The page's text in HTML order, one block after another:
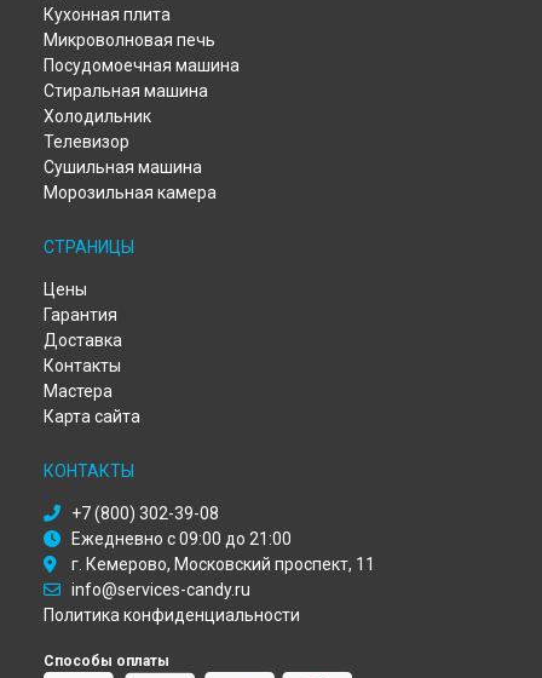
Кухонная плита
Микроволновая печь
Посудомоечная машина
Стиральная машина
Холодильник
Телевизор
Сушильная машина
Морозильная камера
СТРАНИЦЫ
Цены
Гарантия
Доставка
Контакты
Мастера
Карта сайта
КОНТАКТЫ
+7 (800) 302-39-08
Ежедневно с 09:00 до 21:00
г. Кемерово, Московский проспект, 11
info@services-candy.ru
Политика конфиденциальности
Способы оплаты